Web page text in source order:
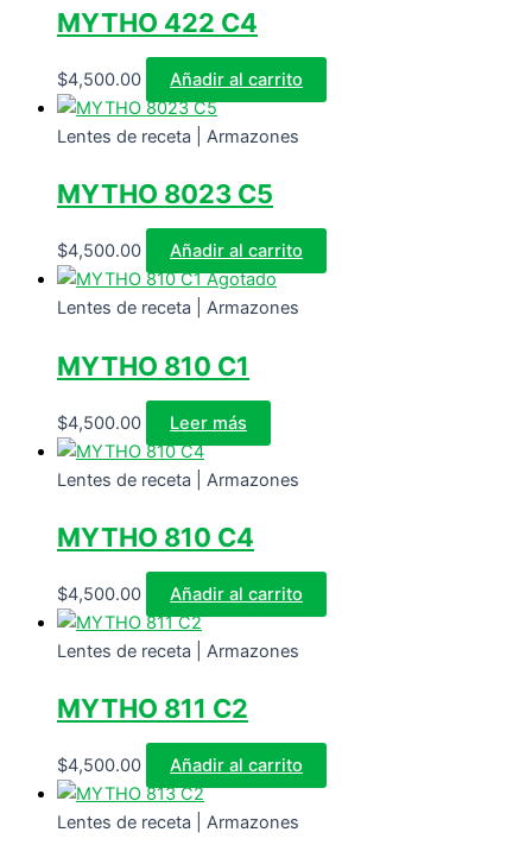
MYTHO 422 C4
$4,500.00 Añadir al carrito
Lentes de receta | Armazones
MYTHO 8023 C5
$4,500.00
Añadir al carrito
Agotado
Lentes de receta | Armazones
MYTHO 810 C1
$4,500.00 Leer más
Lentes de receta | Armazones
MYTHO 810 C4
$4,500.00 Añadir al carrito
Lentes de receta | Armazones
MYTHO 811 C2
$4,500.00 Añadir al carrito
Lentes de receta | Armazones